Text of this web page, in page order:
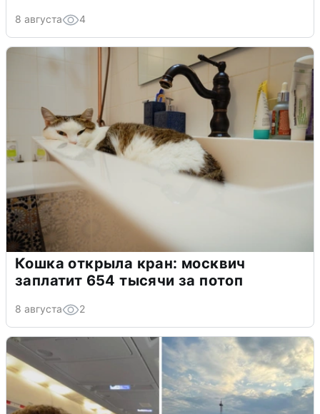
8 августа 4
Кошка открыла кран: москвич
заплатит 654 тысячи за потоп
8 августа 2